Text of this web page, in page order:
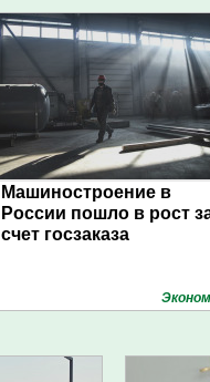
Машиностроение в
России пошло в рост
счет госзаказа